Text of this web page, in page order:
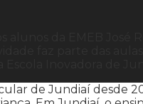
de Jundiaí desde